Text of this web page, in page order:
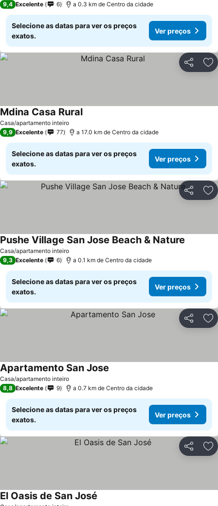
9,4 Excelente 6 a 0.3 km de Centro da cidade
Selecione as datas para ver os preços
exatos.
Ver preços
Partilhar
Casa/apartamento inteiro
Mdina Casa Rural
9,9 Excelente 77 a 17.0 km de Centro da cidade
Selecione as datas para ver os preços
exatos.
Ver preços
Partilhar
Casa/apartamento inteiro
Pushe Village San Jose Beach & Nature
9,3 Excelente 6 a 0.1 km de Centro da cidade
Selecione as datas para ver os preços
exatos.
Ver preços
Partilhar
Casa/apartamento inteiro
Apartamento San Jose
8,8 Excelente 9 a 0.7 km de Centro da cidade
Selecione as datas para ver os preços
exatos.
Ver preços
Partilhar
El Oasis de San José